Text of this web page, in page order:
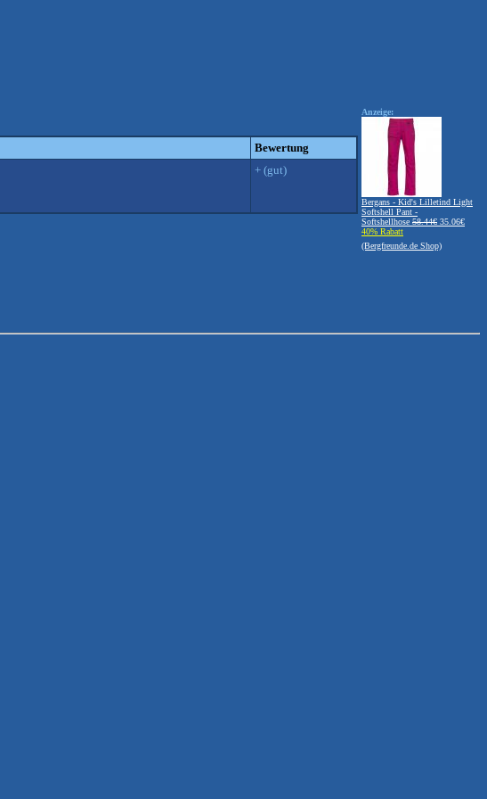
Bewertung
+ (gut)
Anzeige:
Bergans - Kid's Lilletind Light
Softshell Pant -
Softshellhose 58.44€ 35.06€
40% Rabatt
(Bergfreunde.de Shop)